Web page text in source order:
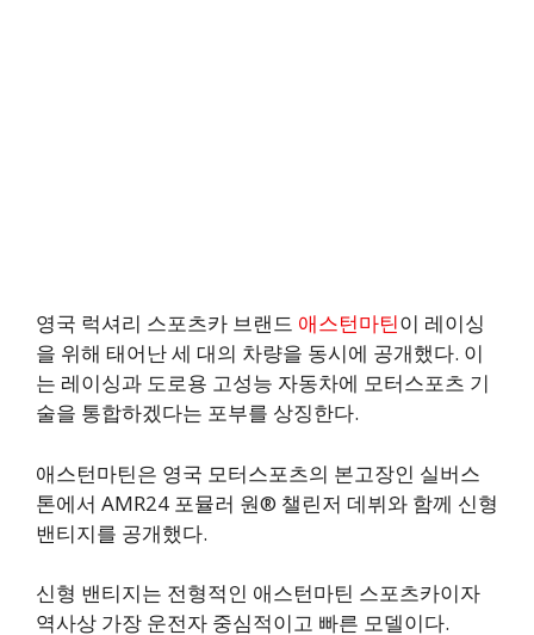
영국 럭셔리 스포츠카 브랜드 애스턴마틴이 레이싱
을 위해 태어난 세 대의 차량을 동시에 공개했다. 이
는 레이싱과 도로용 고성능 자동차에 모터스포츠 기
술을 통합하겠다는 포부를 상징한다.
애스턴마틴은 영국 모터스포츠의 본고장인 실버스
톤에서 AMR24 포뮬러 원® 챌린저 데뷔와 함께 신형
밴티지를 공개했다.
신형 밴티지는 전형적인 애스턴마틴 스포츠카이자
역사상 가장 운전자 중심적이고 빠른 모델이다.